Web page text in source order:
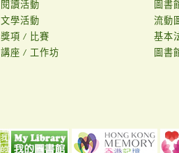
閱讀活動
文學活動
獎項 / 比賽
講座 / 工作坊
圖書
流動
基本
圖書